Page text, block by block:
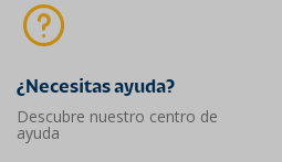
¿Necesitas ayuda?​
Descubre nuestro centro de
ayuda